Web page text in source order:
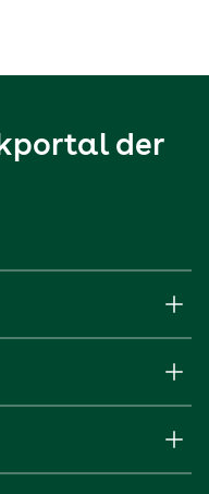
der